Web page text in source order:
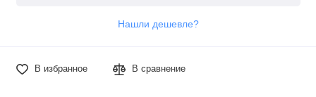
Нашли дешевле?
В избранное В сравнение